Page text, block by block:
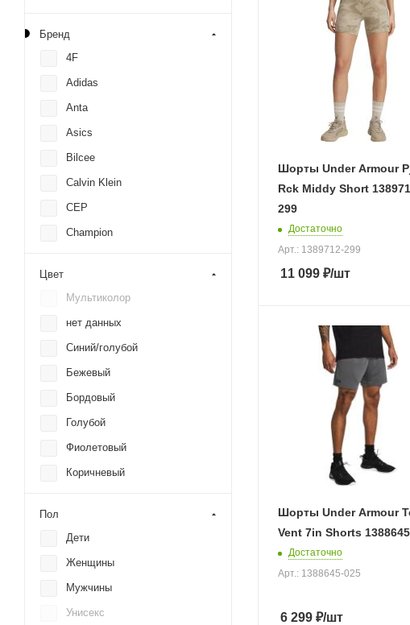
Шорты Under Armour
Rck Middy Short
299
Достаточно
Арт.: 1389712-299
11 099 ₽/шт
Шорты Under Armour
Vent 7in Shorts
Достаточно
Арт.: 1388645-025
6 299 ₽/шт
Бренд
4F
Adidas
Anta
Asics
Bilcee
Calvin Klein
CEP
Champion
Head
Kelme
Mizuno
New Balance
Puma
Reebok
S.Oliver
The North Face
Under Armour
Цвет
Мультиколор
нет данных
Синий/голубой
Бежевый
Бордовый
Голубой
Фиолетовый
Коричневый
Черный
Серый
Красный
Пол
Дети
Женщины
Мужчины
Унисекс